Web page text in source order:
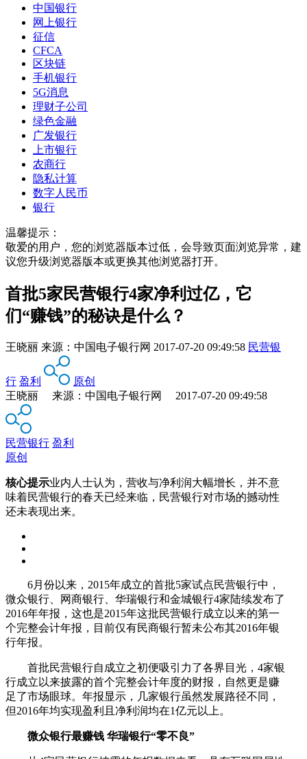
中国银行
网上银行
征信
CFCA
区块链
手机银行
5G消息
理财子公司
绿色金融
广发银行
上市银行
农商行
隐私计算
数字人民币
银行
温馨提示：
敬爱的用户，您的浏览器版本过低，会导致页面浏览异常，建
议您升级浏览器版本或更换其他浏览器打开。
首批5家民营银行4家净利过亿，它
们“赚钱”的秘诀是什么？
王晓丽 来源： 中国电子银行网 2017-07-20 09:49:58 民营银
行 盈利
原创
王晓丽 来源：中国电子银行网 2017-07-20 09:49:58
民营银行 盈利
原创
核心提示业内人士认为，营收与净利润大幅增长，并不意
味着民营银行的春天已经来临，民营银行对市场的撼动性
还未表现出来。
6月份以来，2015年成立的首批5家试点民营银行中，
微众银行、网商银行、华瑞银行和金城银行4家陆续发布了
2016年年报，这也是2015年这批民营银行成立以来的第一
个完整会计年报，目前仅有民商银行暂未公布其2016年银
行年报。
首批民营银行自成立之初便吸引力了各界目光，4家银
行成立以来披露的首个完整会计年度的财报，自然更是赚
足了市场眼球。年报显示，几家银行虽然发展路径不同，
但2016年均实现盈利且净利润均在1亿元以上。
微众银行最赚钱 华瑞银行“零不良”